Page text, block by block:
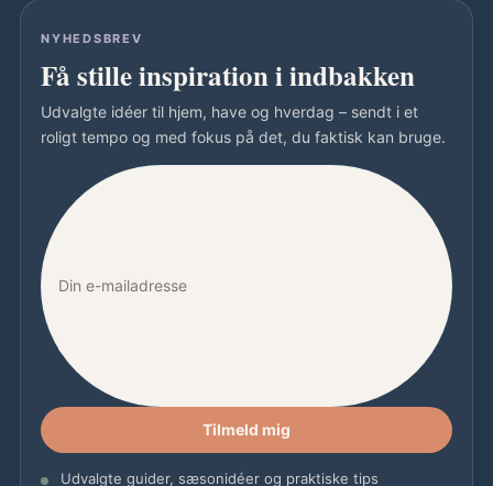
NYHEDSBREV
Få stille inspiration i indbakken
Udvalgte idéer til hjem, have og hverdag – sendt i et
roligt tempo og med fokus på det, du faktisk kan bruge.
Tilmeld mig
Udvalgte guider, sæsonidéer og praktiske tips